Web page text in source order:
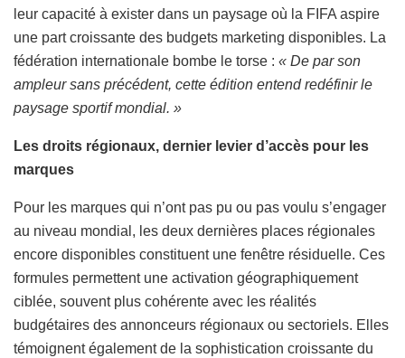
leur capacité à exister dans un paysage où la FIFA aspire
une part croissante des budgets marketing disponibles. La
fédération internationale bombe le torse : « De par son
ampleur sans précédent, cette édition entend redéfinir le
paysage sportif mondial. »
Les droits régionaux, dernier levier d’accès pour les
marques
Pour les marques qui n’ont pas pu ou pas voulu s’engager
au niveau mondial, les deux dernières places régionales
encore disponibles constituent une fenêtre résiduelle. Ces
formules permettent une activation géographiquement
ciblée, souvent plus cohérente avec les réalités
budgétaires des annonceurs régionaux ou sectoriels. Elles
témoignent également de la sophistication croissante du